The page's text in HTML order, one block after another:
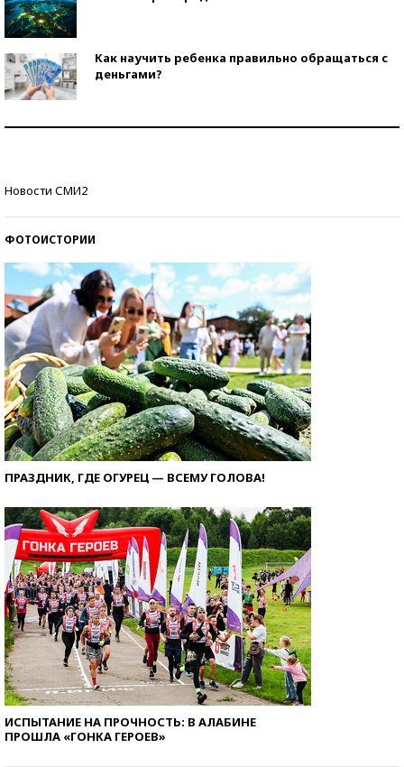
Как научить ребенка правильно обращаться с
деньгами?
Новости СМИ2
ФОТОИСТОРИИ
ПРАЗДНИК, ГДЕ ОГУРЕЦ — ВСЕМУ ГОЛОВА!
ИСПЫТАНИЕ НА ПРОЧНОСТЬ: В АЛАБИНЕ
ПРОШЛА «ГОНКА ГЕРОЕВ»